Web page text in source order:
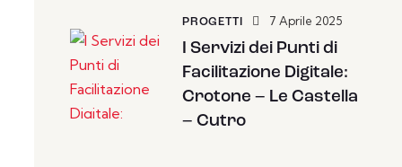
PROGETTI 7 Aprile 2025
I Servizi dei Punti di
Facilitazione Digitale:
Crotone – Le Castella
– Cutro